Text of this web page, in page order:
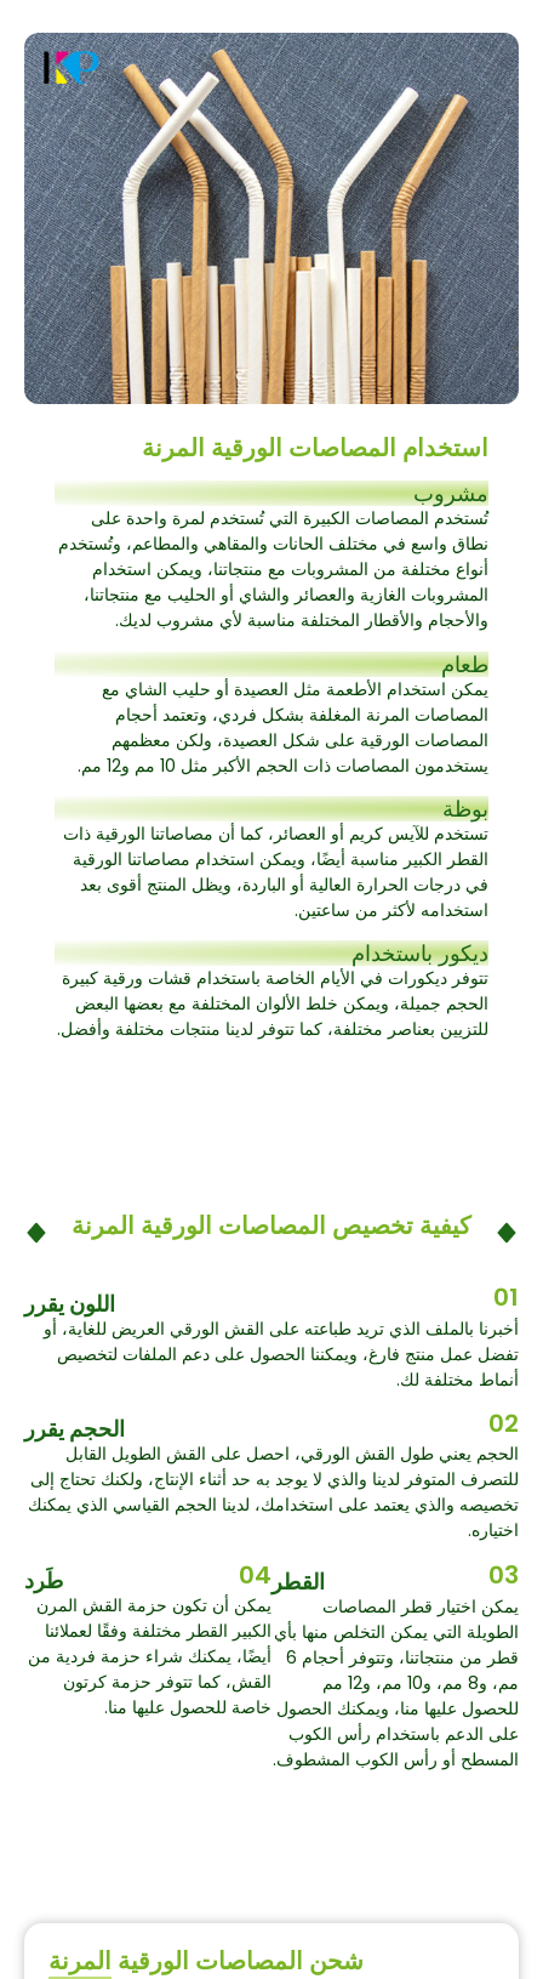
استخدام المصاصات الورقية المرنة
مشروب
تُستخدم المصاصات الكبيرة التي تُستخدم لمرة واحدة على
نطاق واسع في مختلف الحانات والمقاهي والمطاعم، وتُستخدم
أنواع مختلفة من المشروبات مع منتجاتنا، ويمكن استخدام
المشروبات الغازية والعصائر والشاي أو الحليب مع منتجاتنا،
والأحجام والأقطار المختلفة مناسبة لأي مشروب لديك.
طعام
يمكن استخدام الأطعمة مثل العصيدة أو حليب الشاي مع
المصاصات المرنة المغلفة بشكل فردي، وتعتمد أحجام
المصاصات الورقية على شكل العصيدة، ولكن معظمهم
يستخدمون المصاصات ذات الحجم الأكبر مثل 10 مم و12 مم.
بوظة
تستخدم للآيس كريم أو العصائر، كما أن مصاصاتنا الورقية ذات
القطر الكبير مناسبة أيضًا، ويمكن استخدام مصاصاتنا الورقية
في درجات الحرارة العالية أو الباردة، ويظل المنتج أقوى بعد
استخدامه لأكثر من ساعتين.
ديكور باستخدام
تتوفر ديكورات في الأيام الخاصة باستخدام قشات ورقية كبيرة
الحجم جميلة، ويمكن خلط الألوان المختلفة مع بعضها البعض
للتزيين بعناصر مختلفة، كما تتوفر لدينا منتجات مختلفة وأفضل.
كيفية تخصيص المصاصات الورقية المرنة
01 اللون يقرر
أخبرنا بالملف الذي تريد طباعته على القش الورقي العريض للغاية، أو
تفضل عمل منتج فارغ، ويمكننا الحصول على دعم الملفات لتخصيص
أنماط مختلفة لك.
02 الحجم يقرر
الحجم يعني طول القش الورقي، احصل على القش الطويل القابل
للتصرف المتوفر لدينا والذي لا يوجد به حد أثناء الإنتاج، ولكنك تحتاج إلى
تخصيصه والذي يعتمد على استخدامك، لدينا الحجم القياسي الذي يمكنك
اختياره.
03 القطر
يمكن اختيار قطر المصاصات
الطويلة التي يمكن التخلص منها بأي
قطر من منتجاتنا، وتتوفر أحجام 6
مم، و8 مم، و10 مم، و12 مم
للحصول عليها منا، ويمكنك الحصول
على الدعم باستخدام رأس الكوب
المسطح أو رأس الكوب المشطوف.
04 طَرد
يمكن أن تكون حزمة القش المرن
الكبير القطر مختلفة وفقًا لعملائنا
أيضًا، يمكنك شراء حزمة فردية من
القش، كما تتوفر حزمة كرتون
خاصة للحصول عليها منا.
شحن المصاصات الورقية المرنة